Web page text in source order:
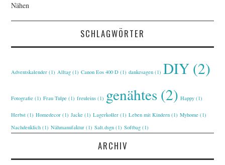
Nähen
SCHLAGWÖRTER
Adventskalender (1) Alltag (1) Canon Eos 400 D (1) dankesagen (1) DIY (2)
Fotografie (1) Frau Tulpe (1) freuleins (1) genähtes (2) Happy (1)
Herbst (1) Homedecor (1) Jacke (1) Lagerkoller (1) Leben mit Kindern (1) Myhome (1)
Nachdenklich (1) Nähmanufaktur (1) Salt.dsgn (1) Softbag (1)
ARCHIV